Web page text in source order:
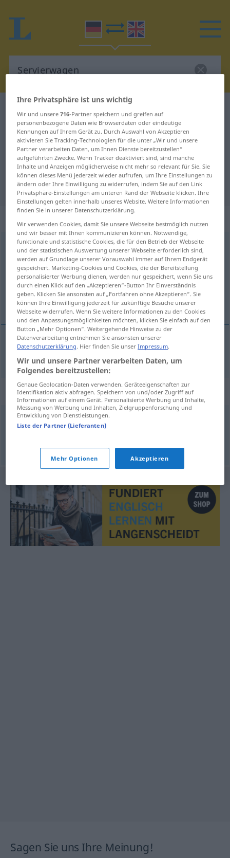
Deutsch-Englisch Übersetzung für
"Servierwagen"
"Servierwagen" Englisch
Übersetzung
„Servierwagen“ : Maskulinum
Servierwagenm
Übersicht aller Übersetzungen
(Für mehr Details die Übersetzung anklicken/antippen)
serving trolley
Servierwagen
Synonyme für "Servierwagen"
Teewagen
© OpenThesaurus.de
Sagen Sie uns Ihre Meinung!
Ihre Privatsphäre ist uns wichtig
Wir und unsere716-Partner speichern und greifen auf
personenbezogene Daten wie Browserdaten oder eindeutige
Kennungen auf Ihrem Gerät zu. Durch Auswahl von Akzeptieren
aktivieren Sie Tracking-Technologien für die unter „Wir und unsere
Partner verarbeiten Daten, um Ihnen Dienste bereitzustellen“
aufgeführten Zwecke. Wenn Tracker deaktiviert sind, sind manche
Inhalte und Anzeigen möglicherweise nicht mehr so relevant für Sie. Sie
können dieses Menü jederzeit wieder aufrufen, um Ihre Einstellungen zu
ändern oder Ihre Einwilligung zu widerrufen, indem Sie auf den Link
Privatsphäre-Einstellungen am unteren Rand der Webseite klicken. Ihre
Einstellungen gelten innerhalb unseres Website. Weitere Informationen
finden Sie in unserer Datenschutzerklärung.
Wir verwenden Cookies, damit Sie unsere Webseite bestmöglich nutzen
und wir besser mit Ihnen kommunizieren können. Notwendige,
funktionale und statistische Cookies, die für den Betrieb der Webseite
und der statistischen Auswertung unserer Webseite erforderlich sind,
werden auf Grundlage unserer Vorauswahl immer auf Ihrem Endgerät
gespeichert. Marketing-Cookies und Cookies, die der Bereitstellung
personalisierter Werbung dienen, werden nur gespeichert, wenn Sie uns
durch einen Klick auf den „Akzeptieren“-Button Ihr Einverständnis
geben. Klicken Sie ansonsten auf „Fortfahren ohne Akzeptieren“. Sie
können Ihre Einwilligung jederzeit für zukünftige Besuche unserer
Webseite widerrufen. Wenn Sie weitere Informationen zu den Cookies
und den Anpassungsmöglichkeiten möchten, klicken Sie einfach auf den
Button „Mehr Optionen“. Weitergehende Hinweise zu der
Datenverarbeitung entnehmen Sie ansonsten unserer
Datenschutzerklärung. Hier finden Sie unserImpressum.
Wir und unsere Partner verarbeiten Daten, um
Folgendes bereitzustellen:
Genaue Geolocation-Daten verwenden. Geräteeigenschaften zur
Identifikation aktiv abfragen. Speichern von und/oder Zugriff auf
Informationen auf einem Gerät. Personalisierte Werbung und Inhalte,
Messung von Werbung und Inhalten, Zielgruppenforschung und
Entwicklung von Dienstleistungen.
Liste der Partner (Lieferanten)
Mehr Optionen Akzeptieren